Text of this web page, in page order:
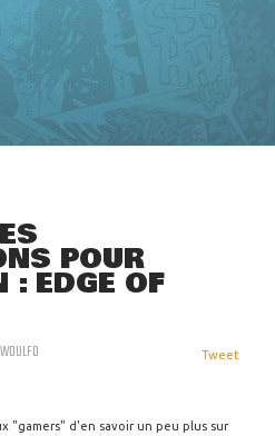
POUR
: EDGE OF
WOULFO Tweet
"gamers" d'en savoir un peu plus sur